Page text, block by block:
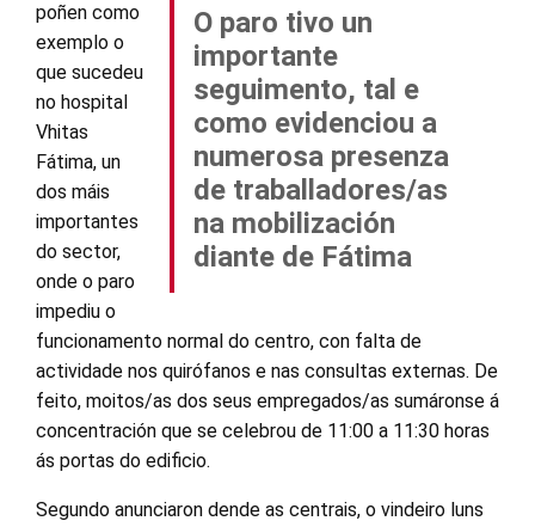
O paro tivo un
importante
seguimento, tal e
como evidenciou a
numerosa presenza
de traballadores/as
na mobilización
diante de Fátima
poñen como
exemplo o
que sucedeu
no hospital
Vhitas
Fátima, un
dos máis
importantes
do sector,
onde o paro
impediu o
funcionamento normal do centro, con falta de
actividade nos quirófanos e nas consultas externas. De
feito, moitos/as dos seus empregados/as sumáronse á
concentración que se celebrou de 11:00 a 11:30 horas
ás portas do edificio.
Segundo anunciaron dende as centrais, o vindeiro luns